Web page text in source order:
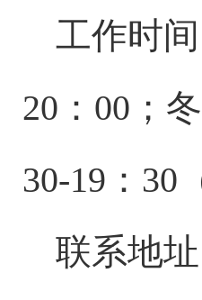
工作时
20：00；
30-19：30
联系地